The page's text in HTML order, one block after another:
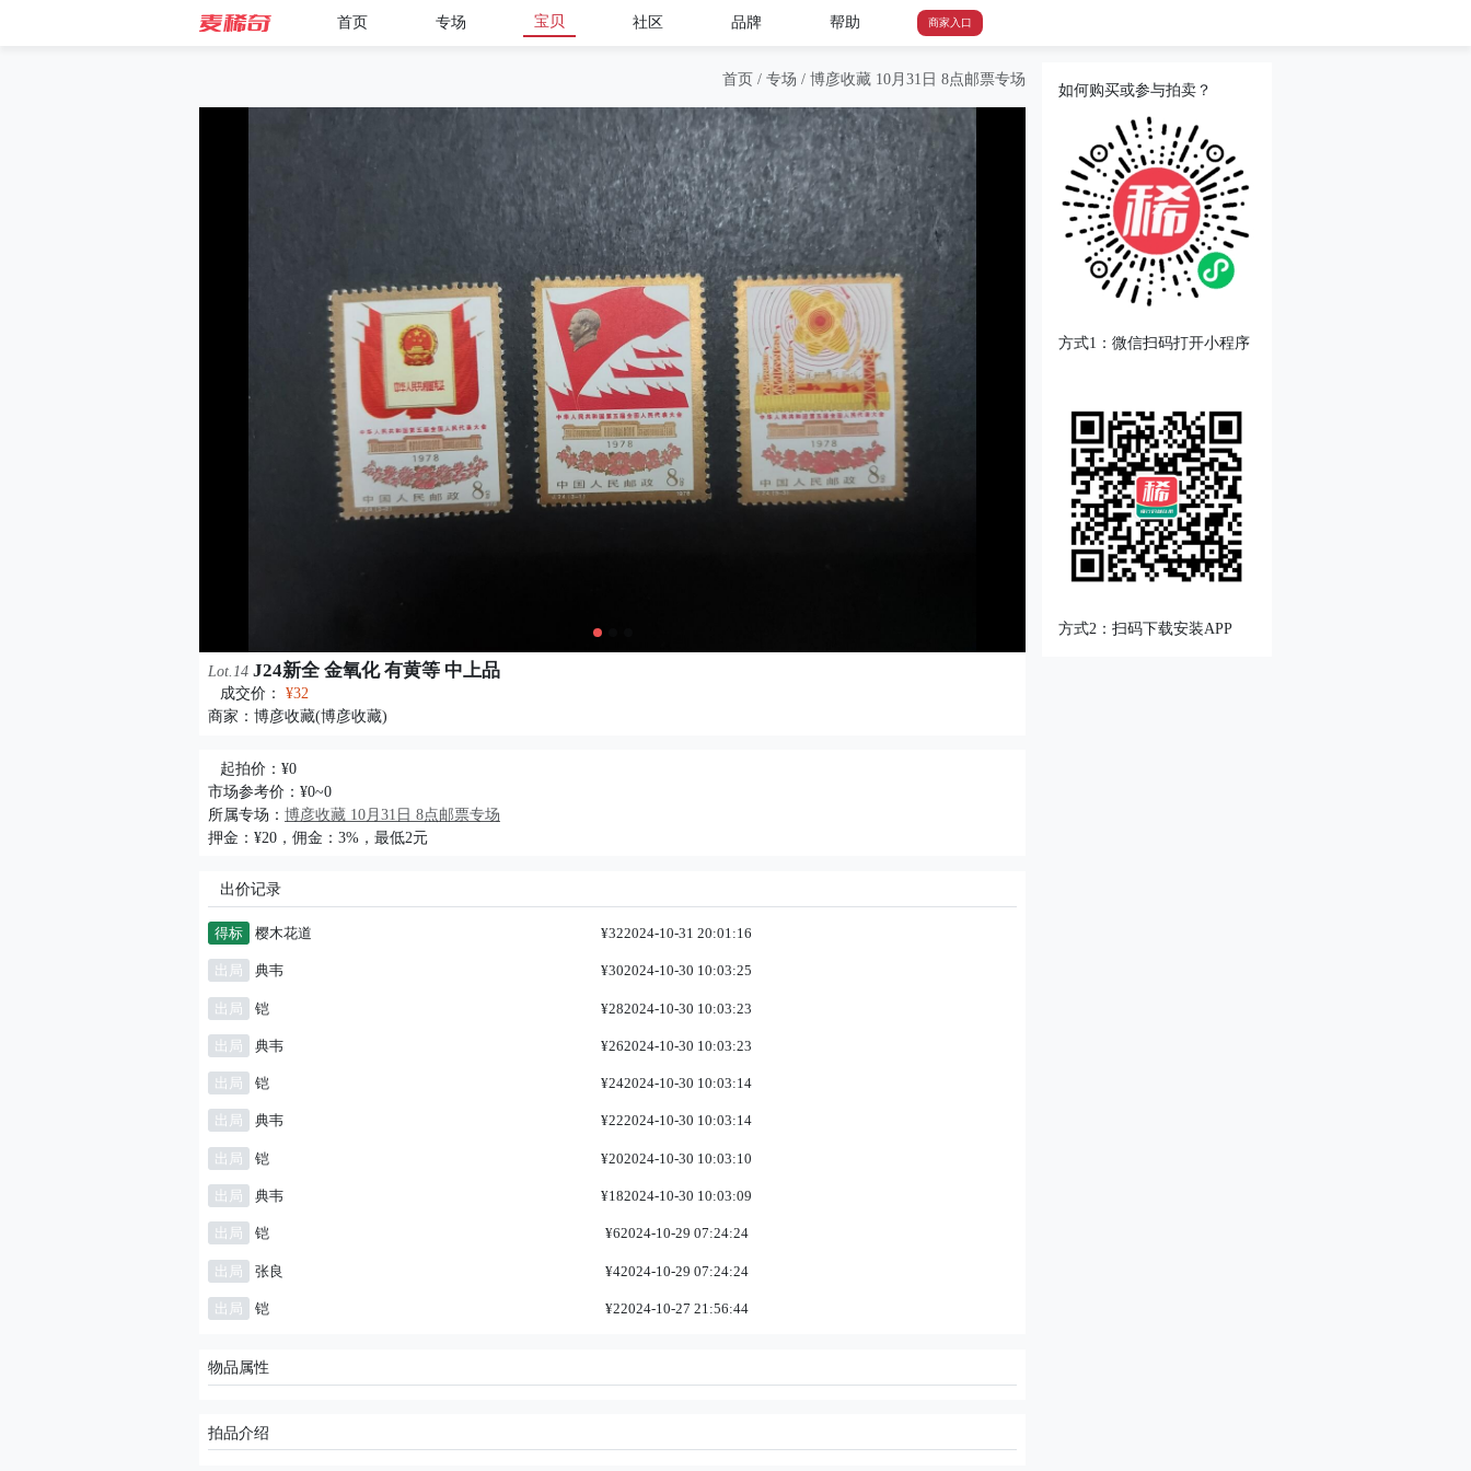
首页 专场 宝贝 社区 品牌 帮助 商家入口
首页 / 专场 / 博彦收藏 10月31日 8点邮票专场
Lot.14 J24新全 金氧化 有黄等 中上品
成交价： ¥32
商家： 博彦收藏(博彦收藏)
起拍价：¥0
市场参考价：¥0~0
所属专场： 博彦收藏 10月31日 8点邮票专场
押金：¥20，佣金：3%，最低2元
出价记录
得标 樱木花道 ¥322024-10-31 20:01:16
出局 典韦 ¥302024-10-30 10:03:25
出局 铠 ¥282024-10-30 10:03:23
出局 典韦 ¥262024-10-30 10:03:23
出局 铠 ¥242024-10-30 10:03:14
出局 典韦 ¥222024-10-30 10:03:14
出局 铠 ¥202024-10-30 10:03:10
出局 典韦 ¥182024-10-30 10:03:09
出局 铠 ¥62024-10-29 07:24:24
出局 张良 ¥42024-10-29 07:24:24
出局 铠 ¥22024-10-27 21:56:44
物品属性
拍品介绍
如何购买或参与拍卖？
方式1：微信扫码打开小程序
方式2：扫码下载安装APP